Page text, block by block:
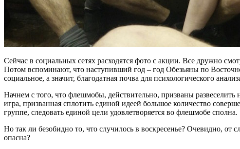
Сейчас в социальных сетях расходятся фото с акции. Все дружно
Потом вспоминают, что наступивший год – год Обезьяны по
социальное, а значит, благодатная почва для психологического
Начнем с того, что флешмобы, действительно, призваны развеселить
игра, призванная сплотить единой идеей большое количество
группе, следовать единой цели удовлетворяется во флешмобе сполна.
Но так ли безобидно то, что случилось в воскресенье? Очевидно, от
опасна?